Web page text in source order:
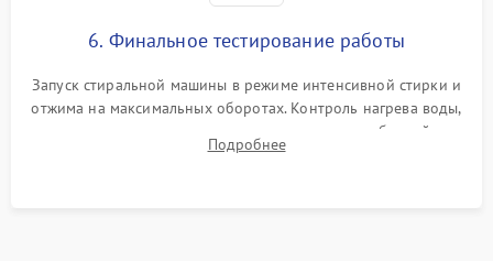
6. Финальное тестирование работы
Запуск стиральной машины в режиме интенсивной стирки и
отжима на максимальных оборотах. Контроль нагрева воды,
корректности слива, отсутствия излишних вибраций,
посторонних стуков и протечек под корпусом.
Подробнее